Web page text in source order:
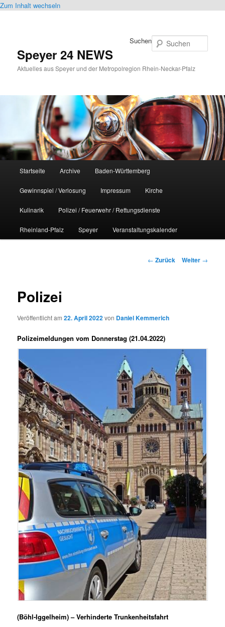
Zum Inhalt wechseln
Speyer 24 NEWS
Aktuelles aus Speyer und der Metropolregion Rhein-Neckar-Pfalz
Suchen
Startseite Archive Baden-Württemberg
Gewinnspiel / Verlosung Impressum Kirche
Kulinarik Polizei / Feuerwehr / Rettungsdienste
Rheinland-Pfalz Speyer Veranstaltungskalender
Beitrags-
← Zurück Weiter →
Polizei
Veröffentlicht am22. April 2022von Daniel Kemmerich
Polizeimeldungen vom Donnerstag (21.04.2022)
(Böhl-Iggelheim) – Verhinderte Trunkenheitsfahrt